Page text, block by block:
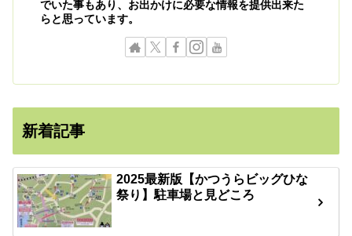
でいた事もあり、お出かけに必要な情報を提供出来た
らと思っています。
新着記事
2025最新版【かつうらビッグひな
祭り】駐車場と見どころ